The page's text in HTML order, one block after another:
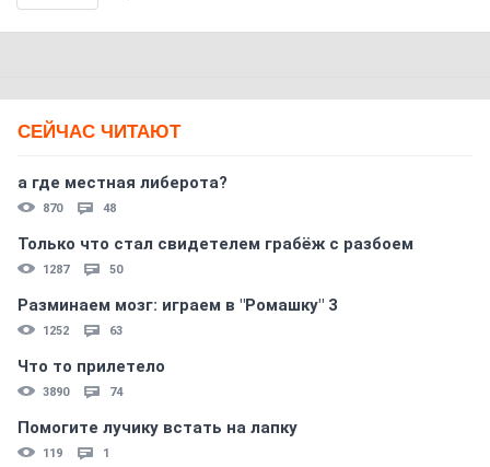
СЕЙЧАС ЧИТАЮТ
а где местная либерота?
870 48
Только что стал свидетелем грабёж с разбоем
1287 50
Разминаем мозг: играем в "Ромашку" 3
1252 63
Что то прилетело
3890 74
Помогите лучику встать на лапку
119 1